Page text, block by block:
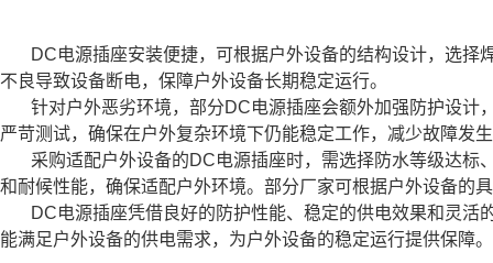
DC电源插座安装便捷，可根据户外设备的结构设计，选
不良导致设备断电，保障户外设备长期稳定运行。
针对户外恶劣环境，部分DC电源插座会额外加强防护设
严苛测试，确保在户外复杂环境下仍能稳定工作，减少故障发
采购适配户外设备的DC电源插座时，需选择防水等级达
和耐候性能，确保适配户外环境。部分厂家可根据户外设备的
DC电源插座凭借良好的防护性能、稳定的供电效果和灵
能满足户外设备的供电需求，为户外设备的稳定运行提供保障。